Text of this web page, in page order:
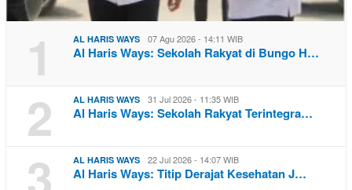
1 AL HARIS WAYS 07 Agu 2026 - 14:11 WIB
Al Haris Ways: Sekolah Rakyat di Bungo H…
2 AL HARIS WAYS 31 Jul 2026 - 11:35 WIB
Al Haris Ways: Sekolah Rakyat Terintegra…
AL HARIS WAYS 22 Jul 2026 - 14:07 WIB
Al Haris Ways: Titip Derajat Kesehatan J…